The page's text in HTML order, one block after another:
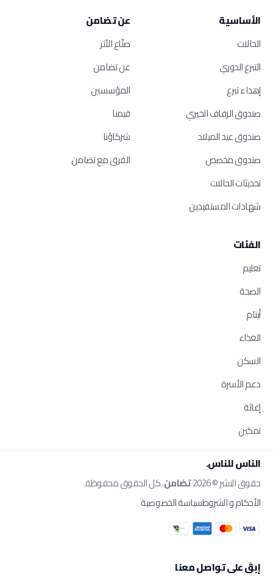
الأساسية
الحالات
التبرع الدوري
إهداء تبرع
صندوق الزفاف الخيري
صندوق عيد الميلاد
صندوق مخصص
تحديثات الحالات
شهادات المستفيدين
عن تضامن
صنّاع الأثر
عن تضامن
المؤسسين
قيمنا
شركاؤنا
الفرق مع تضامن
الفئات
تعليم
الصحة
أيتام
الغذاء
السكن
دعم الأسرة
إغاثة
تمكين
الناس للناس.
حقوق النشر © 2026 تضامن. كل الحقوق محفوظة.
الأحكام و الشروطسياسة الخصوصية
إبقَ على تواصل معنا